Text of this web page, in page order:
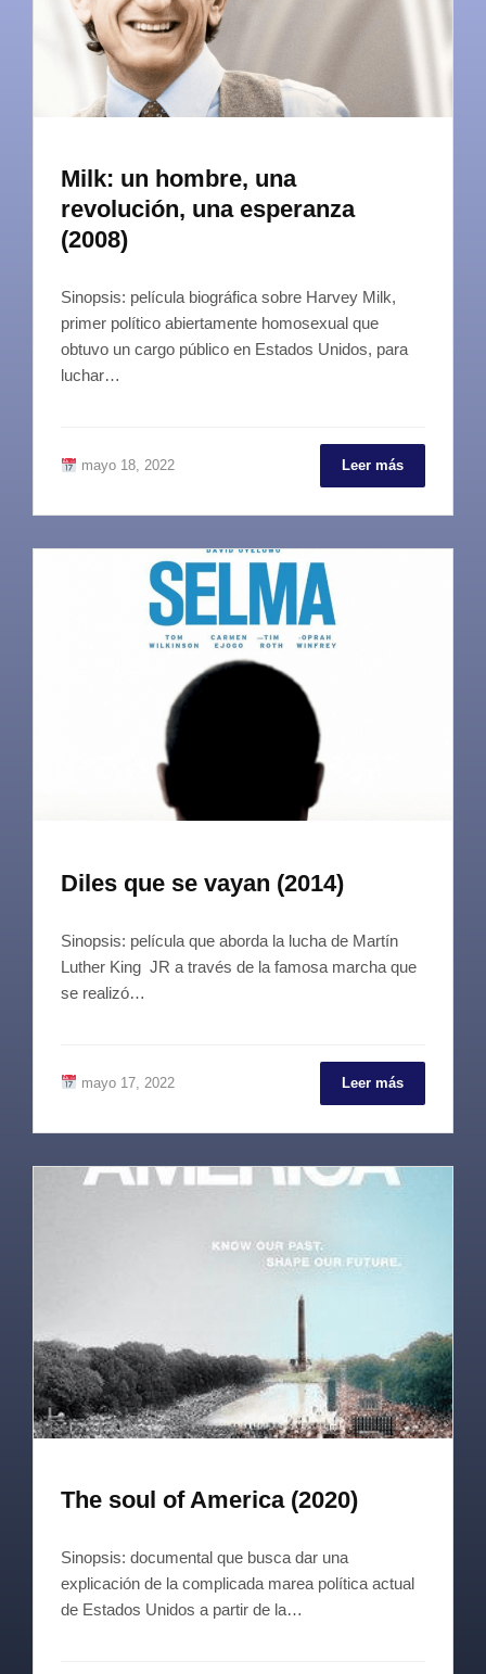
Milk: un hombre, una
revolución, una esperanza
(2008)
Sinopsis: película biográfica sobre Harvey Milk,
primer político abiertamente homosexual que
obtuvo un cargo público en Estados Unidos, para
luchar…
mayo 18, 2022 Leer más
Diles que se vayan (2014)
Sinopsis: película que aborda la lucha de Martín
Luther King JR a través de la famosa marcha que
se realizó…
mayo 17, 2022 Leer más
The soul of America (2020)
Sinopsis: documental que busca dar una
explicación de la complicada marea política actual
de Estados Unidos a partir de la…